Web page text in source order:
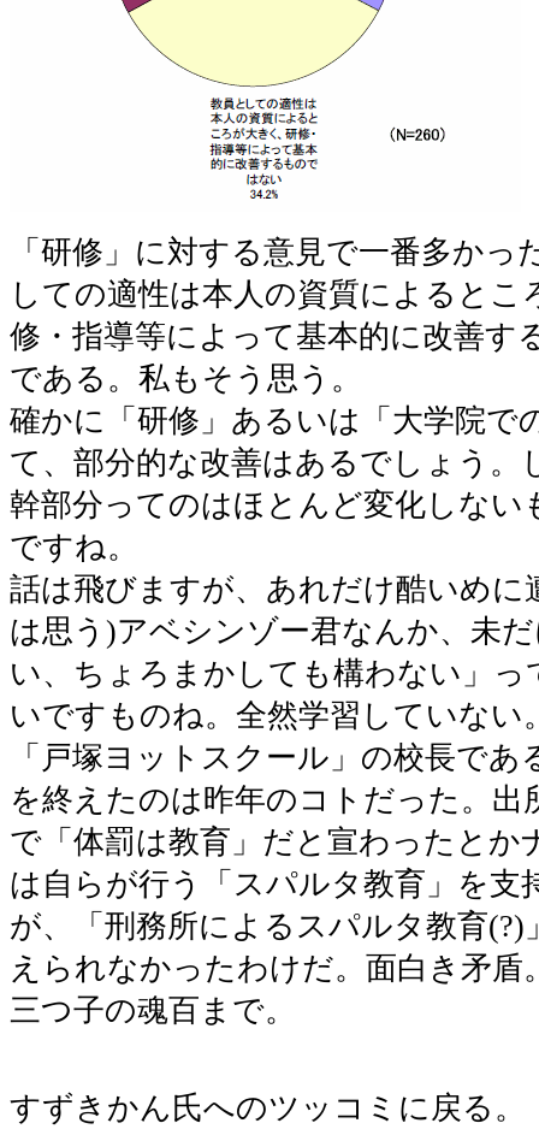
「研修」に対する意見で一番多かっ
しての適性は本人の資質によるとこ
修・指導等によって基本的に改善す
である。私もそう思う。
確かに「研修」あるいは「大学院で
て、部分的な改善はあるでしょう。
幹部分ってのはほとんど変化しない
ですね。
話は飛びますが、あれだけ酷いめに
は思う)アベシンゾー君なんか、未
い、ちょろまかしても構わない」っ
いですものね。全然学習していない
「戸塚ヨットスクール」の校長であ
を終えたのは昨年のコトだった。出
で「体罰は教育」だと宣わったとか
は自らが行う「スパルタ教育」を支
が、「刑務所によるスパルタ教育(?)
えられなかったわけだ。面白き矛盾
三つ子の魂百まで。
すずきかん氏へのツッコミに戻る。